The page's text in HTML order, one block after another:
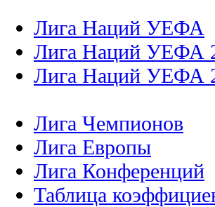
Лига Наций УЕФА
Лига Наций УЕФА
Лига Наций УЕФА
Лига Чемпионов
Лига Европы
Лига Конференций
Таблица